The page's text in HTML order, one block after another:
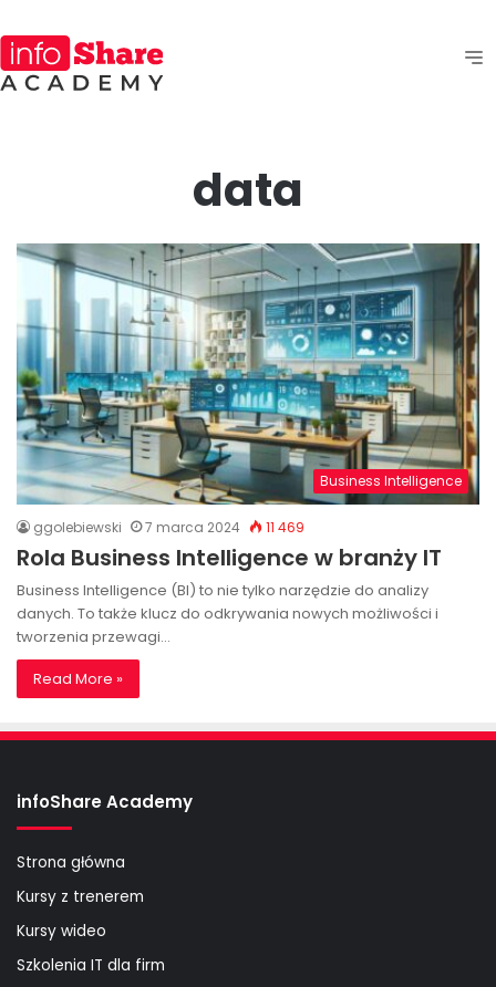
data
Business Intelligence
ggolebiewski 7 marca 2024 11 469
Rola Business Intelligence w branży IT
Business Intelligence (BI) to nie tylko narzędzie do analizy
danych. To także klucz do odkrywania nowych możliwości i
tworzenia przewagi…
Read More »
infoShare Academy
Strona główna
Kursy z trenerem
Kursy wideo
Szkolenia IT dla firm